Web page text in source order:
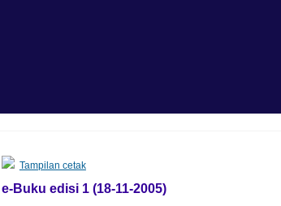
Tampilan cetak
e-Buku edisi 1 (18-11-2005)